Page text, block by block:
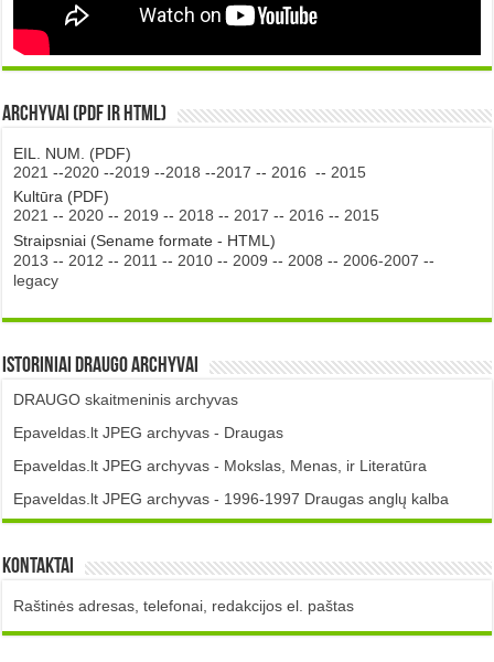
Archyvai (PDF ir HTML)
EIL. NUM. (PDF)
2021 --2020 --2019 --2018 --2017 -- 2016 -- 2015
Kultūra (PDF)
2021 -- 2020 -- 2019 -- 2018 -- 2017 -- 2016 -- 2015
Straipsniai (Sename formate - HTML)
2013 -- 2012 -- 2011 -- 2010 -- 2009 -- 2008 -- 2006-2007 --
legacy
Istoriniai DRAUGO Archyvai
DRAUGO skaitmeninis archyvas
Epaveldas.lt JPEG archyvas - Draugas
Epaveldas.lt JPEG archyvas - Mokslas, Menas, ir Literatūra
Epaveldas.lt JPEG archyvas - 1996-1997 Draugas anglų kalba
Kontaktai
Raštinės adresas, telefonai, redakcijos el. paštas